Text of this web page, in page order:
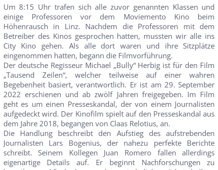
Um 8:15 Uhr trafen sich alle zuvor genannten Klassen und
einige Professoren vor dem Moviemento Kino beim
Höhenrausch in Linz. Nachdem die Professoren mit dem
Betreiber des Kinos gesprochen hatten, mussten wir alle ins
City Kino gehen. Als alle dort waren und ihre Sitzplätze
eingenommen hatten, begann die Filmvorführung.
Der deutsche Regisseur Michael „Bully“ Herbig ist für den Film
„Tausend Zeilen“, welcher teilweise auf einer wahren
Begebenheit basiert, verantwortlich. Er ist am 29. September
2022 erschienen und ab zwölf Jahren freigegeben. Im Film
geht es um einen Presseskandal, der von einem Journalisten
aufgedeckt wird. Der Kinofilm spielt auf den Presseskandal aus
dem Jahre 2018, begangen von Claas Relotius, an.
Die Handlung beschreibt den Aufstieg des aufstrebenden
Journalisten Lars Bogenius, der nahezu perfekte Berichte
schreibt. Seinem Kollegen Juan Romero fallen allerdings
eigenartige Details auf. Er beginnt Nachforschungen zu